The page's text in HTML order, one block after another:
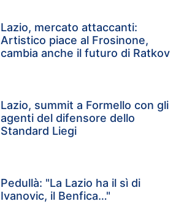
Lazio, mercato attaccanti:
Artistico piace al Frosinone,
cambia anche il futuro di Ratkov
Lazio, summit a Formello con gli
agenti del difensore dello
Standard Liegi
Pedullà: "La Lazio ha il sì di
Ivanovic, il Benfica…"